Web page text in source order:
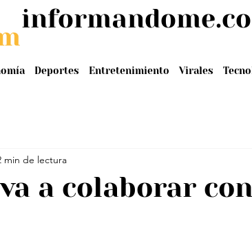
Deportes Entretenimiento Virales
a colaborar
min de lectura